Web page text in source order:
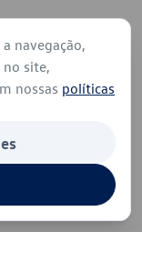
navegação,
site,
nossas políticas